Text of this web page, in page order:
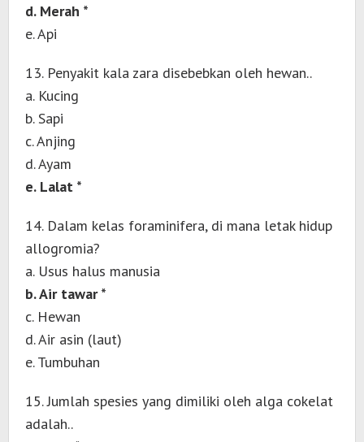
d. Merah *
e. Api
13. Penyakit kala zara disebebkan oleh hewan..
a. Kucing
b. Sapi
c. Anjing
d. Ayam
e. Lalat *
14. Dalam kelas foraminifera, di mana letak hidup
allogromia?
a. Usus halus manusia
b. Air tawar *
c. Hewan
d. Air asin (laut)
e. Tumbuhan
15. Jumlah spesies yang dimiliki oleh alga cokelat
adalah..